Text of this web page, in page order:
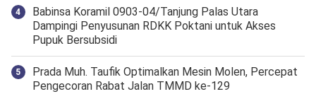
‎Babinsa Koramil 0903-04/Tanjung Palas Utara
Dampingi Penyusunan RDKK Poktani untuk Akses
Pupuk Bersubsidi
Prada Muh. Taufik Optimalkan Mesin Molen, Percepat
Pengecoran Rabat Jalan TMMD ke-129